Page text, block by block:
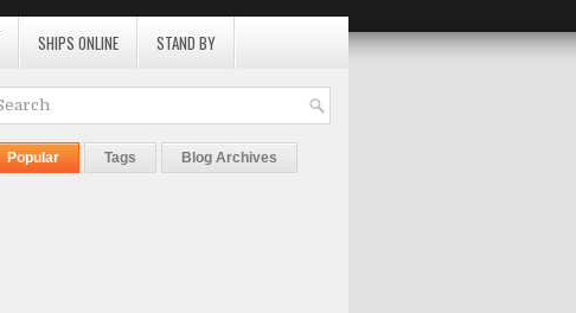
SHIPS ONLINE STAND BY
Popular Tags Blog Archives